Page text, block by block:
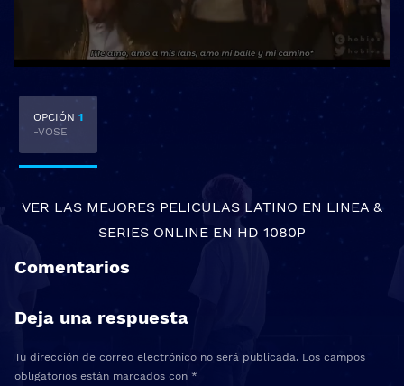
OPCIÓN 1
-VOSE
VER LAS MEJORES PELICULAS LATINO EN LINEA &
SERIES ONLINE EN HD 1080P
Comentarios
Deja una respuesta
Tu dirección de correo electrónico no será publicada. Los campos
obligatorios están marcados con *